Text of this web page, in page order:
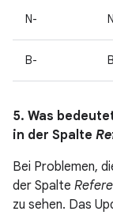
N-
B-
5. Was
in der Spalte
Bei Problemen,
der Spalte
zu sehen. Das